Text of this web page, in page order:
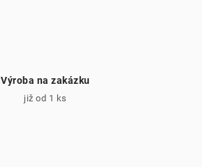
Výroba na zakázku
již od 1 ks